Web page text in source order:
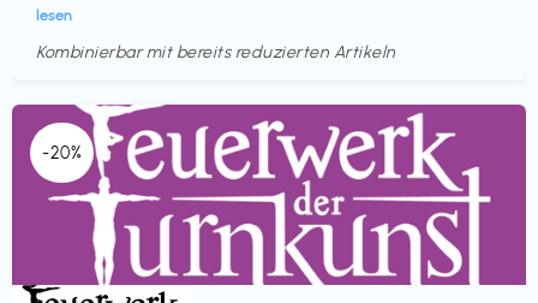
lesen
Kombinierbar mit bereits reduzierten Artikeln
-20%